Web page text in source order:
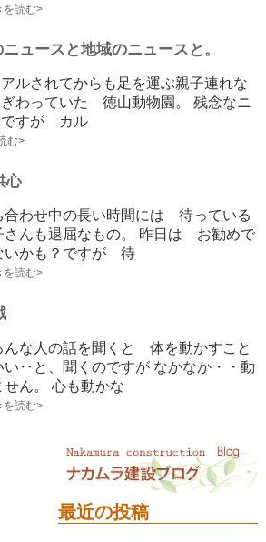
を読む>
ュースと地域のニュースと。
ルされてからも足を運ぶ親子連れな
ぎわっていた 徳山動物園。 残念なニ
ですが カル
む>
心
合わせ中の長い時間には 待っている
さんも退屈なもの。 昨日は お勧めで
いかも？ですが 待
を読む>
んな人の話を聞くと 体を動かすこと
い‥と、聞くのですが なかなか・・動
せん。 心も動かな
を読む>
最近の投稿